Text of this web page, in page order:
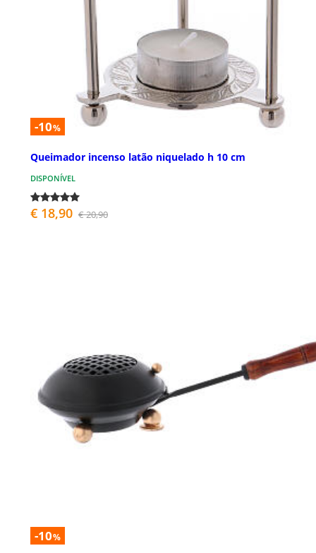
-10%
Queimador incenso latão niquelado h 10 cm
DISPONÍVEL
€ 18,90 € 20,90
-10%